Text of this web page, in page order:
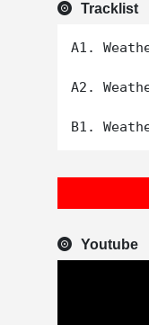
Tracklist
A1.
A2.
Youtube